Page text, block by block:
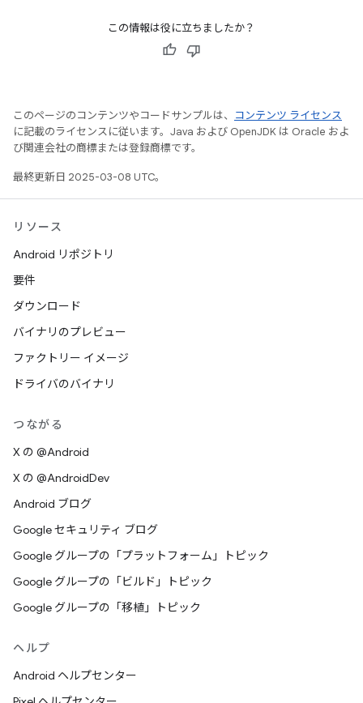
この情報は役に立ちましたか？
このページのコンテンツやコードサンプルは、
コンテンツ ライセンス
に記載のライセンスに従います。Java および OpenJDK は Oracle およ
び関連会社の商標または登録商標です。
最終更新日 2025-03-08 UTC。
リソース
Android リポジトリ
要件
ダウンロード
バイナリのプレビュー
ファクトリー イメージ
ドライバのバイナリ
つながる
X の @Android
X の @AndroidDev
Android ブログ
Google セキュリティ ブログ
Google グループの「プラットフォーム」トピック
Google グループの「ビルド」トピック
Google グループの「移植」トピック
ヘルプ
Android ヘルプセンター